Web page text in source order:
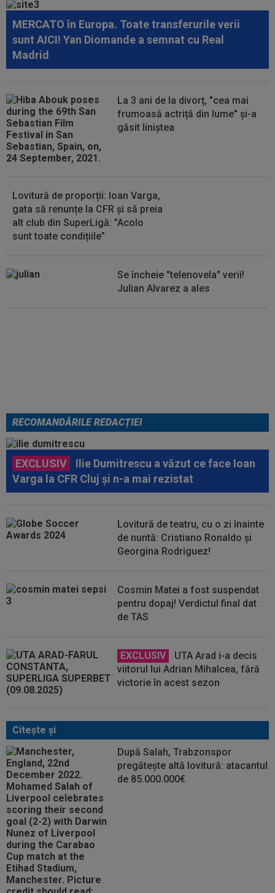
Verdictul final dat de TAS
13:36 EXCLUSIV
Ilie Dumitrescu a văzut ce face
Ioan Varga la CFR Cluj și n-a mai rezistat
13:34
Lovitură de teatru, cu o zi înainte de nuntă:
13:31 EXCLUSIV
UTA Arad i-a decis viitorul lui
Adrian Mihalcea, fără victorie în acest sezon
13:21
”Victima” pe care o face Rodri la Barcelona!
Catalanii l-au scos la vânzare
MERCATO în Europa. Toate transferurile verii
sunt AICI! Yan Diomande a semnat cu Real
Madrid
La 3 ani de la divorț, "cea mai
frumoasă actriță din lume" și-a
găsit liniștea
Lovitură de proporții: Ioan Varga,
gata să renunțe la CFR și să preia
alt club din SuperLigă: ”Acolo
sunt toate condițiile”
Se încheie "telenovela" verii!
Julian Alvarez a ales
RECOMANDĂRILE REDACȚIEI
EXCLUSIV
Ilie Dumitrescu a văzut ce face Ioan
Varga la CFR Cluj și n-a mai rezistat
Lovitură de teatru, cu o zi înainte
de nuntă: Cristiano Ronaldo și
Georgina Rodriguez!
Cosmin Matei a fost suspendat
pentru dopaj! Verdictul final dat
de TAS
EXCLUSIV
UTA Arad i-a decis
viitorul lui Adrian Mihalcea, fără
victorie în acest sezon
Citeşte şi
După Salah, Trabzonspor
pregătește altă lovitură: atacantul
de 85.000.000€